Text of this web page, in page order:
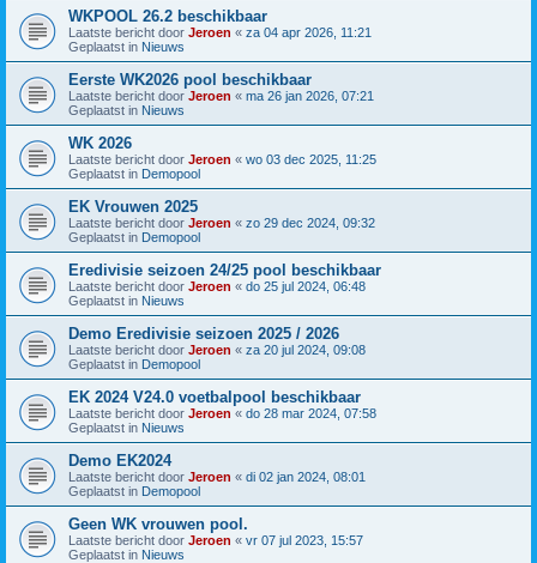
WKPOOL 26.2 beschikbaar
Laatste bericht door Jeroen « za 04 apr 2026, 11:21
Geplaatst in Nieuws
Eerste WK2026 pool beschikbaar
Laatste bericht door Jeroen « ma 26 jan 2026, 07:21
Geplaatst in Nieuws
WK 2026
Laatste bericht door Jeroen « wo 03 dec 2025, 11:25
Geplaatst in Demopool
EK Vrouwen 2025
Laatste bericht door Jeroen « zo 29 dec 2024, 09:32
Geplaatst in Demopool
Eredivisie seizoen 24/25 pool beschikbaar
Laatste bericht door Jeroen « do 25 jul 2024, 06:48
Geplaatst in Nieuws
Demo Eredivisie seizoen 2025 / 2026
Laatste bericht door Jeroen « za 20 jul 2024, 09:08
Geplaatst in Demopool
EK 2024 V24.0 voetbalpool beschikbaar
Laatste bericht door Jeroen « do 28 mar 2024, 07:58
Geplaatst in Nieuws
Demo EK2024
Laatste bericht door Jeroen « di 02 jan 2024, 08:01
Geplaatst in Demopool
Geen WK vrouwen pool.
Laatste bericht door Jeroen « vr 07 jul 2023, 15:57
Geplaatst in Nieuws